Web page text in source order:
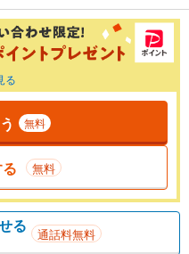
る
無料
無料
る 通話料無料